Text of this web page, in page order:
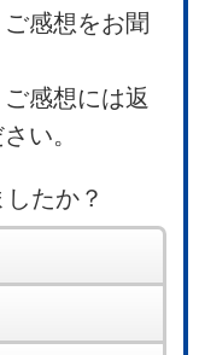
感想をお聞
感想には返
い。
たか？